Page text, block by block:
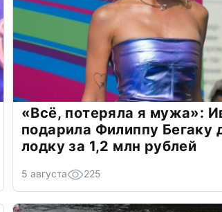
«Всё, потеряла я мужа»:
подарила Филиппу Бегаку
лодку за 1,2 млн рублей
5 августа 225